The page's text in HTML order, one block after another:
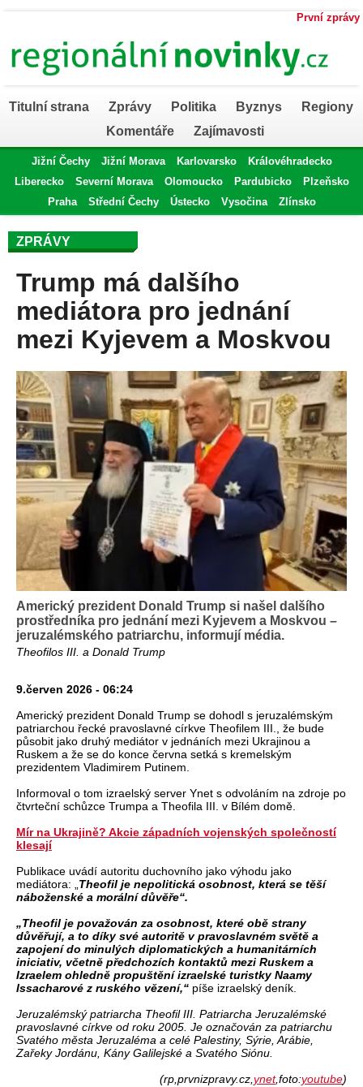
První zprávy
Titulní strana Zprávy Politika Byznys
Regiony
Komentáře
Zajímavosti
Jižní Čechy Jižní Morava Karlovarsko
Královéhradecko
Liberecko
Severní Morava Olomoucko Pardubicko
Plzeňsko
Praha
Střední Čechy Ústecko Vysočina Zlínsko
ZPRÁVY
Trump má dalšího
mediátora pro jednání
mezi Kyjevem a Moskvou
Americký prezident Donald Trump si našel dalšího
prostředníka pro jednání mezi Kyjevem a Moskvou –
jeruzalémského patriarchu, informují média.
Theofilos III. a Donald Trump
9.červen 2026 - 06:24
Americký prezident Donald Trump se dohodl s jeruzalémským
patriarchou řecké pravoslavné církve Theofilem III., že bude
působit jako druhý mediátor v jednáních mezi Ukrajinou a
Ruskem a že se do konce června setká s kremelským
prezidentem Vladimirem Putinem.
Informoval o tom izraelský server Ynet s odvoláním na zdroje po
čtvrteční schůzce Trumpa a Theofila III. v Bílém domě.
Mír na Ukrajině? Akcie západních vojenských společností
klesají
Publikace uvádí autoritu duchovního jako výhodu jako
mediátora: „ Theofil je nepolitická osobnost, která se těší
náboženské a morální důvěře“.
„Theofil je považován za osobnost, které obě strany
důvěřují, a to díky své autoritě v pravoslavném světě a
zapojení do minulých diplomatických a humanitárních
iniciativ, včetně předchozích kontaktů mezi Ruskem a
Izraelem ohledně propuštění izraelské turistky Naamy
Issacharové z ruského vězení,“ píše izraelský deník.
Jeruzalémský patriarcha Theofil III. Patriarcha Jeruzalémské
pravoslavné církve od roku 2005. Je označován za patriarchu
Svatého města Jeruzaléma a celé Palestiny, Sýrie, Arábie,
Zařeky Jordánu, Kány Galilejské a Svatého Siónu.
(rp,prvnizpravy.cz, ynet,foto:youtube)